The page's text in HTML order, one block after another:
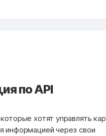
по API
хотят управлять
информацией через свои